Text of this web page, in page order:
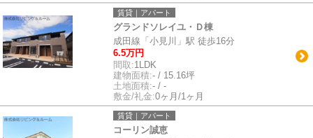
賃貸｜アパート
グランドソレイユ・Ｄ棟
成田線「小見川」駅 徒歩16分
6.5万円
間取:1LDK
建物面積:- / 15.16坪
土地面積:- / -
敷金/礼金:0ヶ月/1ヶ月
賃貸｜アパート
コーリン誠恵